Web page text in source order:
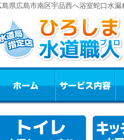
島県広島市南区宇品西へ浴室蛇口水